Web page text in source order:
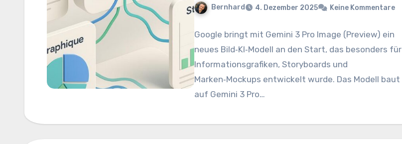
Bernhard 4. Dezember 2025 Keine Kommentare
Google bringt mit Gemini 3 Pro Image (Preview) ein
neues Bild‑KI‑Modell an den Start, das besonders für
Informationsgrafiken, Storyboards und
Marken‑Mockups entwickelt wurde. Das Modell baut
auf Gemini 3 Pro…